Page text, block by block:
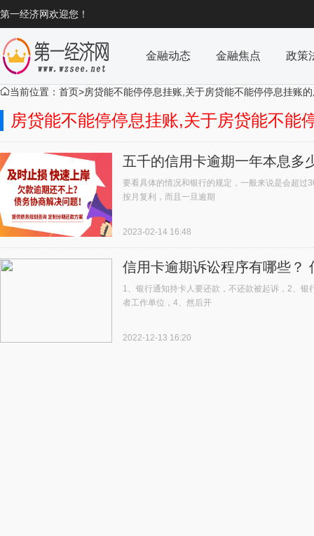
第一经济网欢迎您！
金融动态 金融焦点 政策
当前位置： 首页>房贷能不能停停息挂账,关于房贷能不能停停息挂账
房贷能不能停停息挂账,关于房贷能不能
五千的信用卡逾期一年本息多
要看具体的情况和银行的规定，一般来说是会超
按月复利，而且一旦逾期
2023-02-14 16:48
信用卡逾期诉讼程序有哪些？
1、银行通知持卡人要还款，不还款被起诉，2、
者工作单位，4、然后开
2022-12-13 16:20